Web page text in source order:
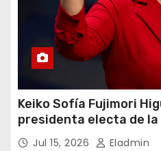
Keiko Sofía Fujimori
presidenta electa de la
para el periodo
Jul 15, 2026 Eladmin